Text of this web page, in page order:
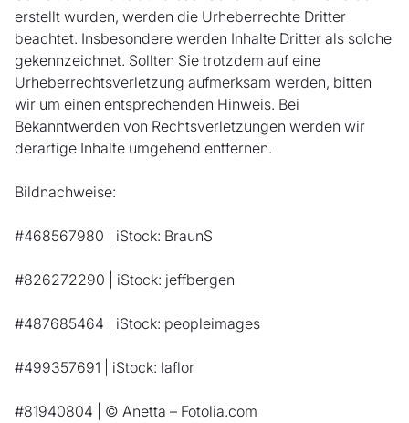
erstellt wurden, werden die Urheberrechte Dritter
beachtet. Insbesondere werden Inhalte Dritter als solche
gekennzeichnet. Sollten Sie trotzdem auf eine
Urheberrechtsverletzung aufmerksam werden, bitten
wir um einen entsprechenden Hinweis. Bei
Bekanntwerden von Rechtsverletzungen werden wir
derartige Inhalte umgehend entfernen.
Bildnachweise:
#468567980 | iStock: BraunS
#826272290 | iStock: jeffbergen
#487685464 | iStock: peopleimages
#499357691 | iStock: laflor
#81940804 | © Anetta – Fotolia.com